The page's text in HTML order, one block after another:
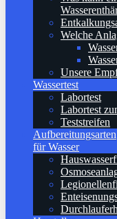
Welche
Unsere
Wassertest
Labortest
Labortest
Teststreifen
Aufbereitungsarten
für Wasser